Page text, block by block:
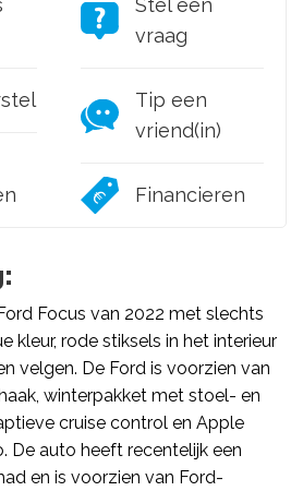
Stel een
vraag
Tip een
vriend(in)
Financieren
Focus van 2022 met slechts
kleur, rode stiksels in het interieur
velgen. De Ford is voorzien van
winterpakket met stoel- en
cruise control en Apple
De auto heeft recentelijk een
en is voorzien van Ford-